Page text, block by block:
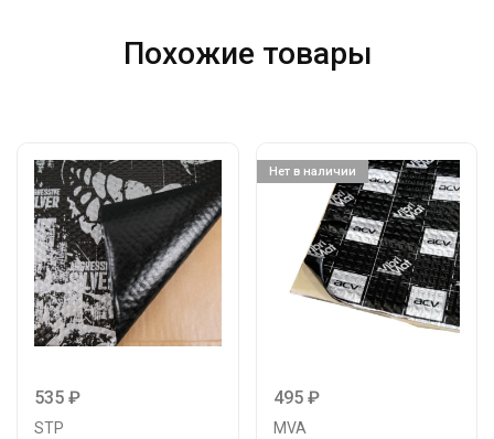
Похожие товары
535 ₽
STP
Нет в наличии
495 ₽
MVA